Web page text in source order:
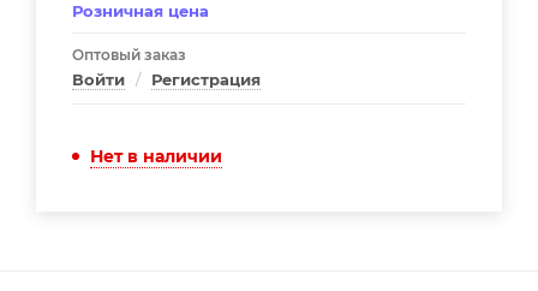
Розничная цена
Оптовый заказ
Войти / Регистрация
Нет в наличии